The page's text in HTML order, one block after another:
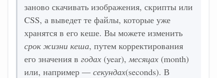
заново скачивать изображения, скрипты или
CSS, а выведет те файлы, которые уже
хранятся в его кеше. Вы можете изменить
срок жизни кеша, путем корректирования
его значения вгодах (year), месяцах (month)
или, например —секундах(seconds). В